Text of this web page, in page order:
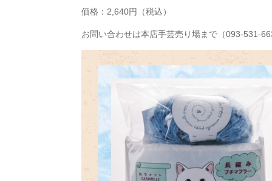
価格：2,640円（税込）
お問い合わせは本店手芸売り場まで（093-531-